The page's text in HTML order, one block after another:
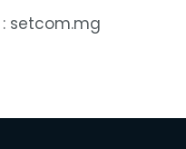
setcom.mg